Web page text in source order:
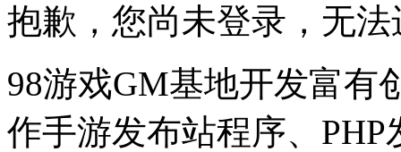
抱歉，您尚未登录，无
98游戏GM基地开发富有
作手游发布站程序、